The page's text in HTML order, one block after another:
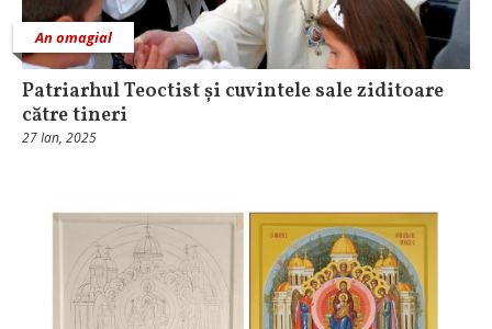
An omagial
Patriarhul Teoctist și cuvintele sale ziditoare
către tineri
27 Ian, 2025